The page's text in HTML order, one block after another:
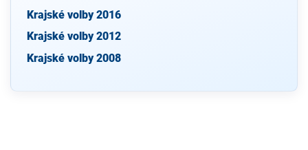
Krajské volby 2016
Krajské volby 2012
Krajské volby 2008